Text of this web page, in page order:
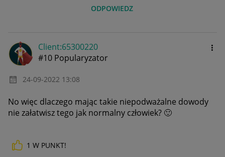
ODPOWIEDZ
Client:65300220
#10 Popularyzator
‎24-09-2022 13:08
No więc dlaczego mając takie niepodważalne dowody
nie załatwisz tego jak normalny człowiek? 🙂
1 W PUNKT!